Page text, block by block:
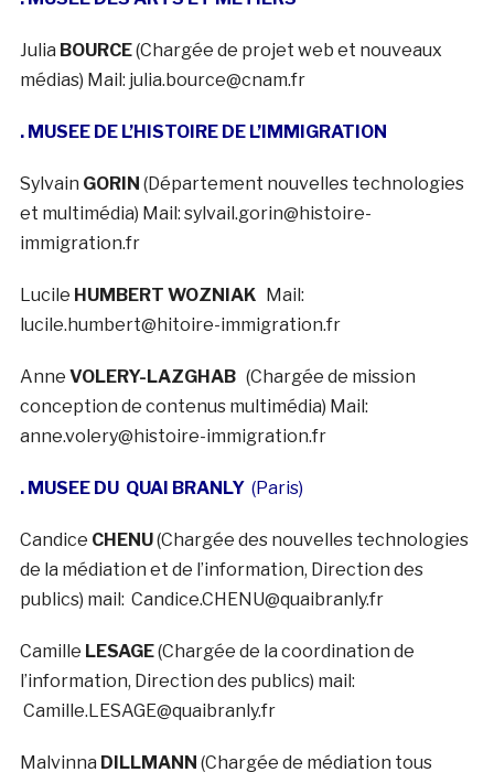
Julia BOURCE(Chargée de projet web et nouveaux
médias) Mail: julia.bource@cnam.fr
. MUSEE DE L’HISTOIRE DE L’IMMIGRATION
Sylvain GORIN (Département nouvelles technologies
et multimédia) Mail: sylvail.gorin@histoire-
immigration.fr
Lucile HUMBERT WOZNIAK
Mail:
lucile.humbert@hitoire-immigration.fr
Anne VOLERY-LAZGHAB (Chargée de mission
conception de contenus multimédia) Mail:
anne.volery@histoire-immigration.fr
. MUSEE DU QUAI BRANLY(Paris)
Candice CHENU(Chargée des nouvelles technologies
de la médiation et de l’information, Direction des
publics) mail: Candice.CHENU@quaibranly.fr
Camille LESAGE(Chargée de la coordination de
l’information, Direction des publics) mail:
Camille.LESAGE@quaibranly.fr
Malvinna DILLMANN (Chargée de médiation tous